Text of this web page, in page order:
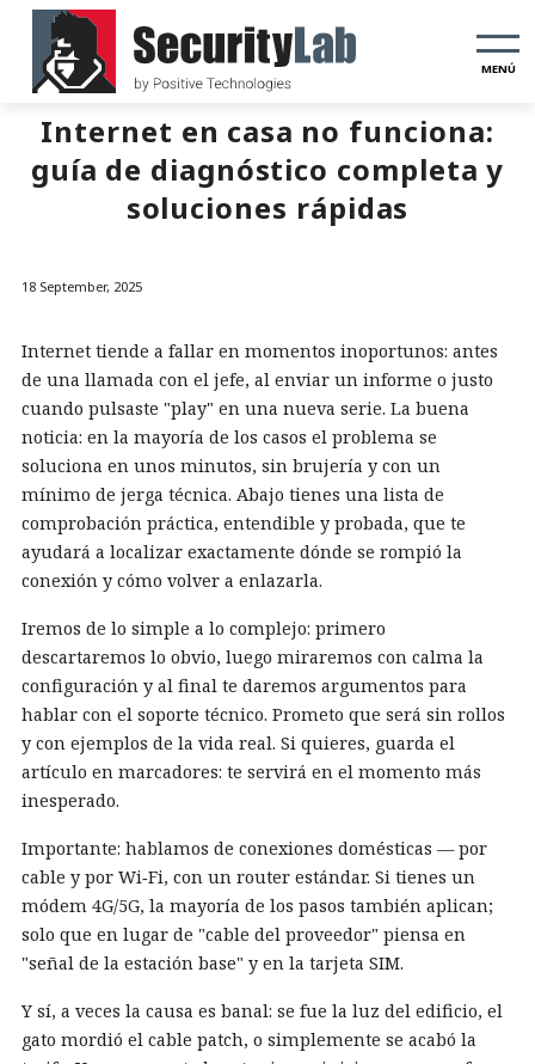
MENÚ
Internet en casa no funciona:
guía de diagnóstico completa y
soluciones rápidas
18 September, 2025
Internet tiende a fallar en momentos inoportunos: antes
de una llamada con el jefe, al enviar un informe o justo
cuando pulsaste "play" en una nueva serie. La buena
noticia: en la mayoría de los casos el problema se
soluciona en unos minutos, sin brujería y con un
mínimo de jerga técnica. Abajo tienes una lista de
comprobación práctica, entendible y probada, que te
ayudará a localizar exactamente dónde se rompió la
conexión y cómo volver a enlazarla.
Iremos de lo simple a lo complejo: primero
descartaremos lo obvio, luego miraremos con calma la
configuración y al final te daremos argumentos para
hablar con el soporte técnico. Prometo que será sin rollos
y con ejemplos de la vida real. Si quieres, guarda el
artículo en marcadores: te servirá en el momento más
inesperado.
Importante: hablamos de conexiones domésticas — por
cable y por Wi‑Fi, con un router estándar. Si tienes un
módem 4G/5G, la mayoría de los pasos también aplican;
solo que en lugar de "cable del proveedor" piensa en
"señal de la estación base" y en la tarjeta SIM.
Y sí, a veces la causa es banal: se fue la luz del edificio, el
gato mordió el cable patch, o simplemente se acabó la